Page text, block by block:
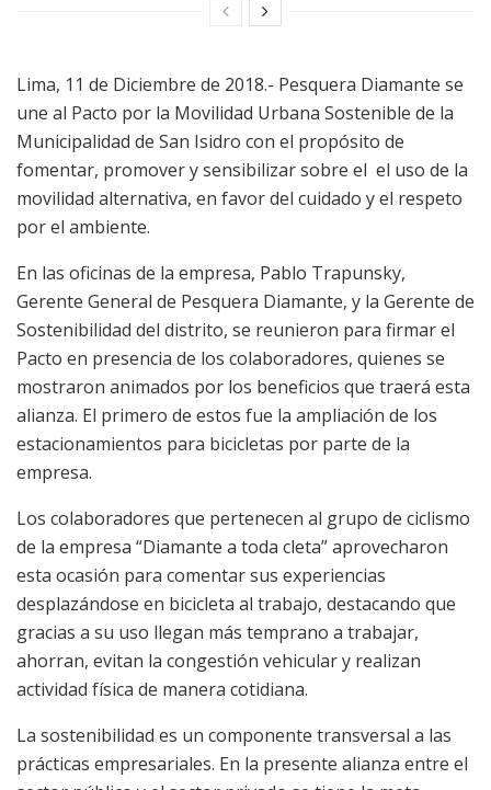
Lima, 11 de Diciembre de 2018.- Pesquera Diamante se
une al Pacto por la Movilidad Urbana Sostenible de la
Municipalidad de San Isidro con el propósito de
fomentar, promover y sensibilizar sobre el el uso de la
movilidad alternativa, en favor del cuidado y el respeto
por el ambiente.
En las oficinas de la empresa, Pablo Trapunsky,
Gerente General de Pesquera Diamante, y la Gerente de
Sostenibilidad del distrito, se reunieron para firmar el
Pacto en presencia de los colaboradores, quienes se
mostraron animados por los beneficios que traerá esta
alianza. El primero de estos fue la ampliación de los
estacionamientos para bicicletas por parte de la
empresa.
Los colaboradores que pertenecen al grupo de ciclismo
de la empresa “Diamante a toda cleta” aprovecharon
esta ocasión para comentar sus experiencias
desplazándose en bicicleta al trabajo, destacando que
gracias a su uso llegan más temprano a trabajar,
ahorran, evitan la congestión vehicular y realizan
actividad física de manera cotidiana.
La sostenibilidad es un componente transversal a las
prácticas empresariales. En la presente alianza entre el